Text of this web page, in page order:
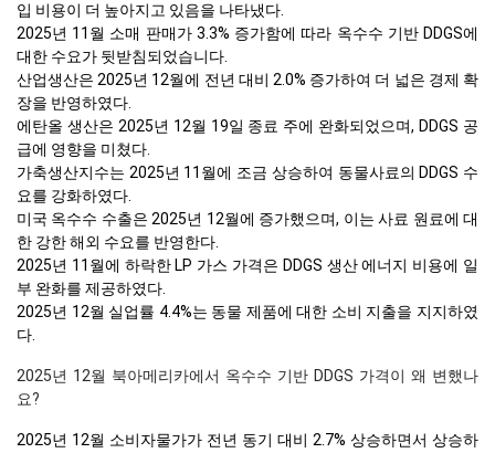
입 비용이 더 높아지고 있음을 나타냈다.
2025년 11월 소매 판매가 3.3% 증가함에 따라 옥수수 기반 DDGS에
대한 수요가 뒷받침되었습니다.
산업생산은 2025년 12월에 전년 대비 2.0% 증가하여 더 넓은 경제 확
장을 반영하였다.
에탄올 생산은 2025년 12월 19일 종료 주에 완화되었으며, DDGS 공
급에 영향을 미쳤다.
가축생산지수는 2025년 11월에 조금 상승하여 동물사료의 DDGS 수
요를 강화하였다.
미국 옥수수 수출은 2025년 12월에 증가했으며, 이는 사료 원료에 대
한 강한 해외 수요를 반영한다.
2025년 11월에 하락한 LP 가스 가격은 DDGS 생산 에너지 비용에 일
부 완화를 제공하였다.
2025년 12월 실업률 4.4%는 동물 제품에 대한 소비 지출을 지지하였
다.
2025년 12월 북아메리카에서 옥수수 기반 DDGS 가격이 왜 변했나
요?
2025년 12월 소비자물가가 전년 동기 대비 2.7% 상승하면서 상승하